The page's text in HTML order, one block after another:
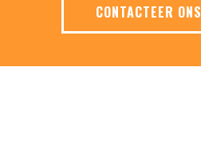
CONTACTEER ONS